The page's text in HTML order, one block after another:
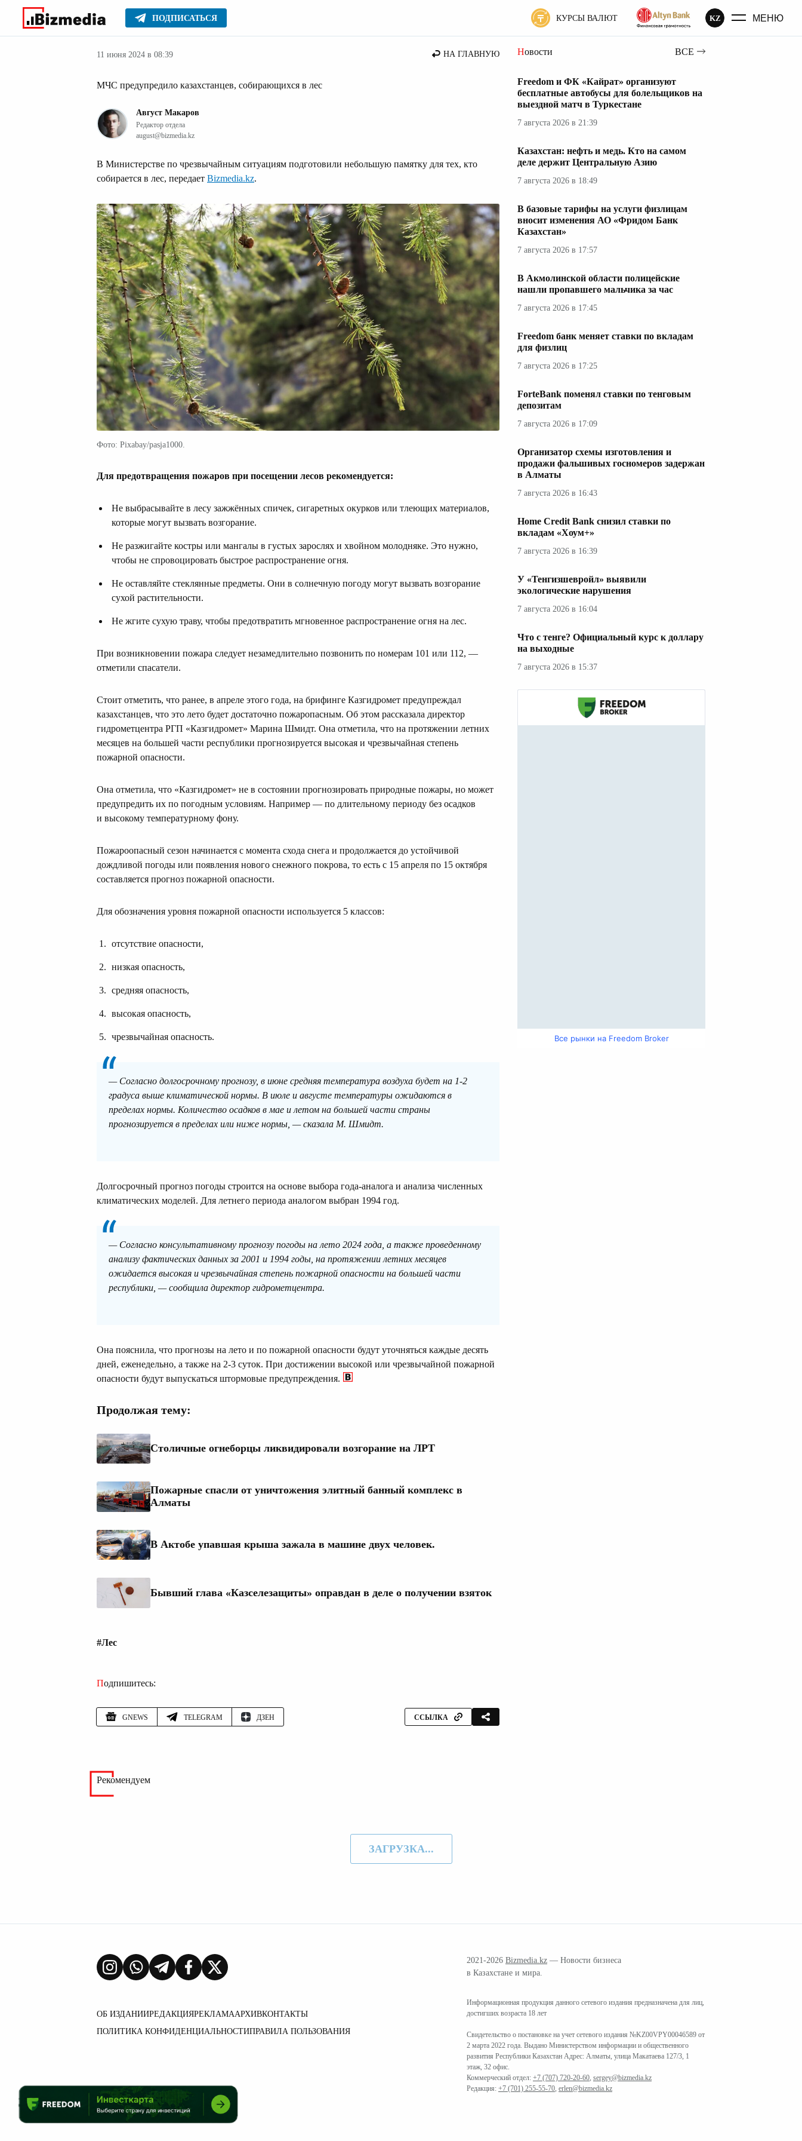
ПОДПИСАТЬСЯ КУРСЫ ВАЛЮТ KZ МЕНЮ
Главное Стиль жизни
11 июня 2024 в 08:39 НА ГЛАВНУЮ
МЧС предупредило казахстанцев, собирающихся в лес
Август Макаров
Редактор отдела
august@bizmedia.kz
В Министерстве по чрезвычайным ситуациям подготовили небольшую памятку для тех, кто
собирается в лес, передает Bizmedia.kz.
Фото: Pixabay/pasja1000.
Для предотвращения пожаров при посещении лесов рекомендуется:
Не выбрасывайте в лесу зажжённых спичек, сигаретных окурков или тлеющих материалов,
которые могут вызвать возгорание.
Не разжигайте костры или мангалы в густых зарослях и хвойном молодняке. Это нужно,
чтобы не спровоцировать быстрое распространение огня.
Не оставляйте стеклянные предметы. Они в солнечную погоду могут вызвать возгорание
сухой растительности.
Не жгите сухую траву, чтобы предотвратить мгновенное распространение огня на лес.
При возникновении пожара следует незамедлительно позвонить по номерам 101 или 112, —
отметили спасатели.
Стоит отметить, что ранее, в апреле этого года, на брифинге Казгидромет предупреждал
казахстанцев, что это лето будет достаточно пожаропасным. Об этом рассказала директор
гидрометцентра РГП «Казгидромет» Марина Шмидт. Она отметила, что на протяжении летних
месяцев на большей части республики прогнозируется высокая и чрезвычайная степень
пожарной опасности.
Она отметила, что «Казгидромет» не в состоянии прогнозировать природные пожары, но может
предупредить их по погодным условиям. Например — по длительному периоду без осадков
и высокому температурному фону.
Пожароопасный сезон начинается с момента схода снега и продолжается до устойчивой
дождливой погоды или появления нового снежного покрова, то есть с 15 апреля по 15 октября
составляется прогноз пожарной опасности.
Для обозначения уровня пожарной опасности используется 5 классов:
отсутствие опасности,
низкая опасность,
средняя опасность,
высокая опасность,
чрезвычайная опасность.
— Согласно долгосрочному прогнозу, в июне средняя температура воздуха будет на 1-2
градуса выше климатической нормы. В июле и августе температуры ожидаются в
пределах нормы. Количество осадков в мае и летом на большей части страны
прогнозируется в пределах или ниже нормы, — сказала М. Шмидт.
Долгосрочный прогноз погоды строится на основе выбора года-аналога и анализа численных
климатических моделей. Для летнего периода аналогом выбран 1994 год.
— Согласно консультативному прогнозу погоды на лето 2024 года, а также проведенному
анализу фактических данных за 2001 и 1994 годы, на протяжении летних месяцев
ожидается высокая и чрезвычайная степень пожарной опасности на большей части
республики, — сообщила директор гидрометцентра.
Она пояснила, что прогнозы на лето и по пожарной опасности будут уточняться каждые десять
дней, еженедельно, а также на 2-3 суток. При достижении высокой или чрезвычайной пожарной
опасности будут выпускаться штормовые предупреждения.
Продолжая тему:
Столичные огнеборцы ликвидировали возгорание на ЛРТ
Пожарные спасли от уничтожения элитный банный комплекс в
Алматы
В Актобе упавшая крыша зажала в машине двух человек.
Бывший глава «Казселезащиты» оправдан в деле о получении взяток
#Лес
Подпишитесь:
GNEWS TELEGRAM ДЗЕН ССЫЛКА
Новости ВСЕ
Freedom и ФК «Кайрат» организуют
бесплатные автобусы для болельщиков на
выездной матч в Туркестане
7 августа 2026 в 21:39
Казахстан: нефть и медь. Кто на самом
деле держит Центральную Азию
7 августа 2026 в 18:49
В базовые тарифы на услуги физлицам
вносит изменения АО «Фридом Банк
Казахстан»
7 августа 2026 в 17:57
В Акмолинской области полицейские
нашли пропавшего мальчика за час
7 августа 2026 в 17:45
Freedom банк меняет ставки по вкладам
для физлиц
7 августа 2026 в 17:25
ForteBank поменял ставки по тенговым
депозитам
7 августа 2026 в 17:09
Организатор схемы изготовления и
продажи фальшивых госномеров задержан
в Алматы
7 августа 2026 в 16:43
Home Credit Bank снизил ставки по
вкладам «Хоум+»
7 августа 2026 в 16:39
У «Тенгизшевройл» выявили
экологические нарушения
7 августа 2026 в 16:04
Что с тенге? Официальный курс к доллару
на выходные
7 августа 2026 в 15:37
Все рынки на Freedom Broker
Рекомендуем
ЗАГРУЗКА...
ОБ ИЗДАНИИРЕДАКЦИЯРЕКЛАМААРХИВКОНТАКТЫ
ПОЛИТИКА КОНФИДЕНЦИАЛЬНОСТИПРАВИЛА ПОЛЬЗОВАНИЯ
2021-2026 Bizmedia.kz — Новости бизнеса
в Казахстане и мира.
Информационная продукция данного сетевого издания предназначена для лиц,
достигших возраста 18 лет
Свидетельство о постановке на учет сетевого издания №KZ00VPY00046589 от
2 марта 2022 года. Выдано Министерством информации и общественного
развития Республики Казахстан Адрес: Алматы, улица Макатаева 127/3, 1
этаж, 32 офис.
Коммерческий отдел: +7 (707) 720-20-60, sergey@bizmedia.kz
Редакция: +7 (701) 255-55-70, erlen@bizmedia.kz